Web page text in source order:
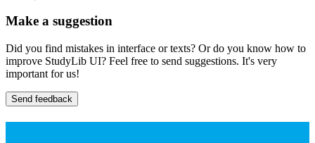
Make a suggestion
Did you find mistakes in interface or texts? Or do you know how to
improve StudyLib UI? Feel free to send suggestions. It's very
important for us!
Send feedback